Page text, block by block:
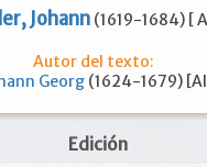
Johann (1619-1684) [
Autor del texto:
Georg (1624-1679)
Edición